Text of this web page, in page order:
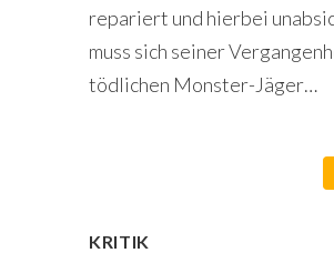
repariert und hierbei
muss sich seiner
tödlichen Monster-Jäger…
KRITIK